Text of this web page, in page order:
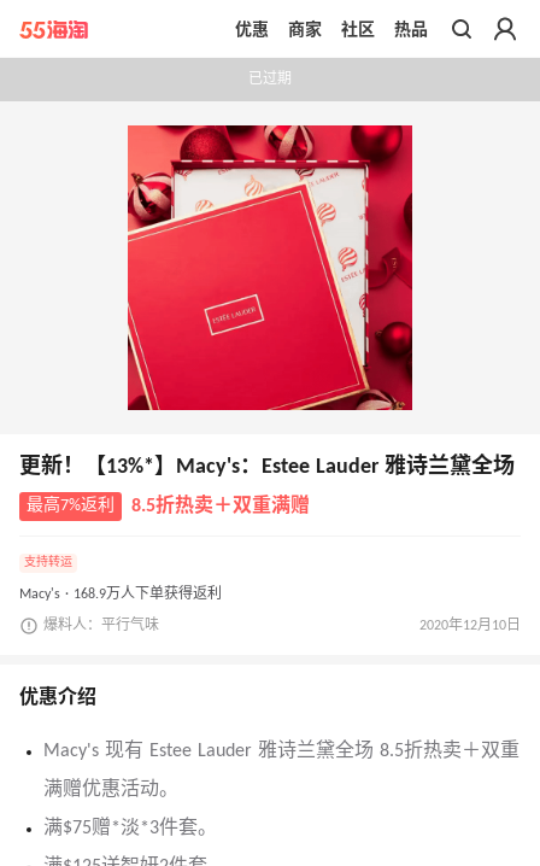
带你去官网买正品
优惠 商家 社区 热品
已过期
更新！【13%*】Macy's：Estee Lauder 雅诗兰黛全场
最高7%返利 8.5折热卖＋双重满赠
支持转运
Macy's · 168.9万人下单获得返利
爆料人：平行气味 2020年12月10日
优惠介绍
Macy's 现有 Estee Lauder 雅诗兰黛全场 8.5折热卖＋双重
满赠优惠活动。
满$75赠*淡*3件套。